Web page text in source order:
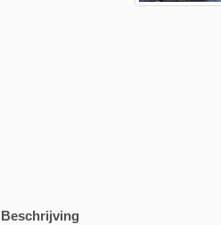
Beschrijving